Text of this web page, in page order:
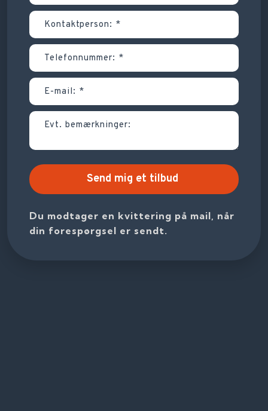
Du modtager en kvittering på mail, når
din forespørgsel er sendt.​